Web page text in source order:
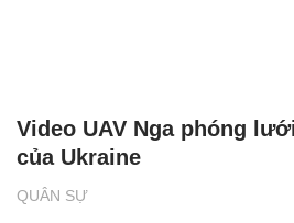
QUÂN SỰ
Video UAV Nga phóng
của Ukraine